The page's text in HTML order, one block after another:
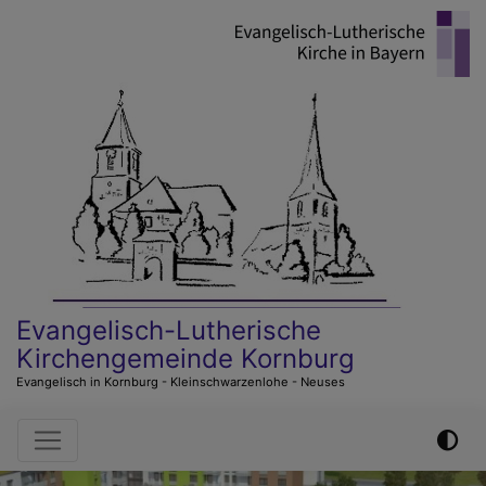
Evangelisch-Lutherische
Kirchengemeinde Kornburg
Evangelisch in Kornburg - Kleinschwarzenlohe - Neuses
Hauptnavigation